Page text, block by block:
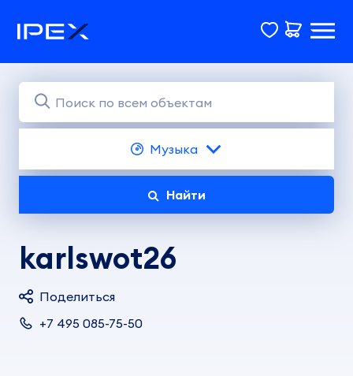
Музыка
Найти
karlswot26
Поделиться
+7 495 085-75-50